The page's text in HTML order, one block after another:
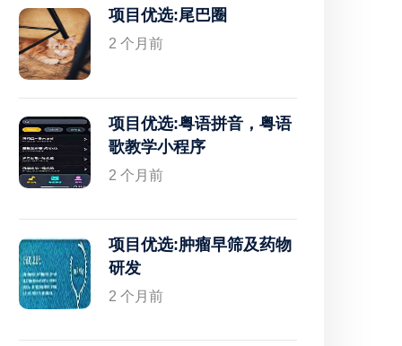
项目优选:尾巴圈
2 个月前
项目优选:粤语拼音，粤语
歌教学小程序
2 个月前
项目优选:肿瘤早筛及药物
研发
2 个月前